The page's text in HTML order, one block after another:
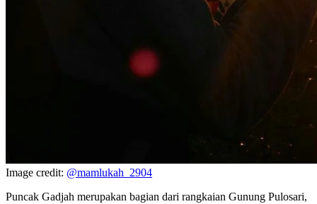
Image credit: @mamlukah_2904
Puncak Gadjah merupakan bagian dari rangkaian Gunung Pulosari,